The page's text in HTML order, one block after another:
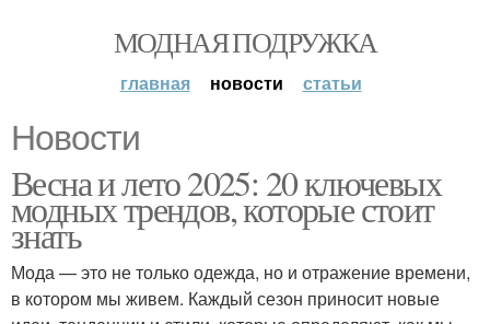
МОДНАЯ ПОДРУЖКА
главная новости статьи
Новости
Весна и лето 2025: 20 ключевых
модных трендов, которые стоит
знать
Мода — это не только одежда, но и отражение времени,
в котором мы живем. Каждый сезон приносит новые